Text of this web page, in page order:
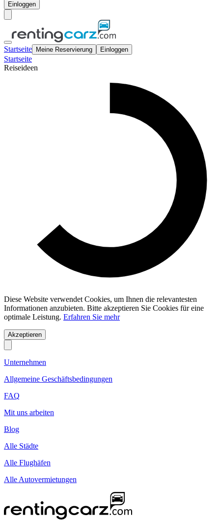
Einloggen
Startseite Meine Reservierung Einloggen
Startseite
Reiseideen
Diese Website verwendet Cookies, um Ihnen die relevantesten
Informationen anzubieten. Bitte akzeptieren Sie Cookies für eine
optimale Leistung. Erfahren Sie mehr
Akzeptieren
Unternehmen
Allgemeine Geschäftsbedingungen
FAQ
Mit uns arbeiten
Blog
Alle Städte
Alle Flughäfen
Alle Autovermietungen